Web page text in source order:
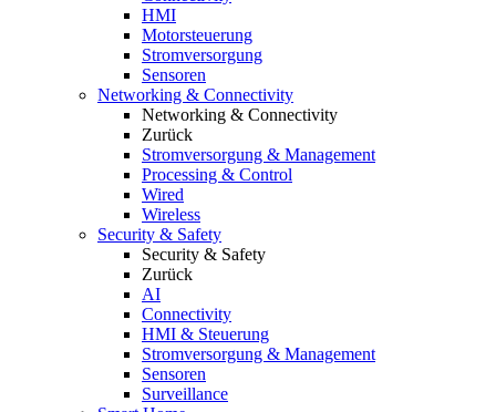
HMI
Motorsteuerung
Stromversorgung
Sensoren
Networking & Connectivity
Networking & Connectivity
Zurück
Stromversorgung & Management
Processing & Control
Wired
Wireless
Security & Safety
Security & Safety
Zurück
AI
Connectivity
HMI & Steuerung
Stromversorgung & Management
Sensoren
Surveillance